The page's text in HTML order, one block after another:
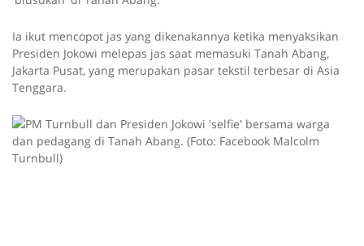
Ia ikut mencopot jas yang dikenakannya ketika menyaksikan
Presiden Jokowi melepas jas saat memasuki Tanah Abang,
Jakarta Pusat, yang merupakan pasar tekstil terbesar di Asia
Tenggara.